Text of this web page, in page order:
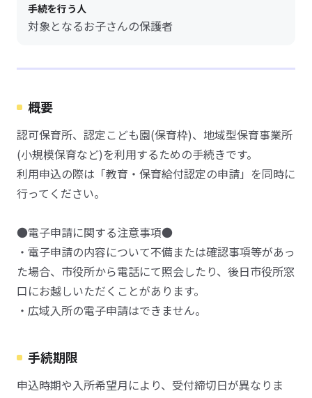
手続を行う人
対象となるお子さんの保護者
概要
認可保育所、認定こども園(保育枠)、地域型保育事業所
(小規模保育など)を利用するための手続きです。
利用申込の際は「教育・保育給付認定の申請」を同時に
行ってください。
●電子申請に関する注意事項●
・電子申請の内容について不備または確認事項等があっ
た場合、市役所から電話にて照会したり、後日市役所窓
口にお越しいただくことがあります。
・広域入所の電子申請はできません。
手続期限
申込時期や入所希望月により、受付締切日が異なりま